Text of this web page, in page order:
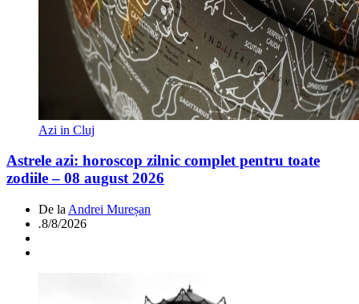
Azi in Cluj
Astrele azi: horoscop zilnic complet pentru toate
zodiile – 08 august 2026
De la Andrei Mureșan
.8/8/2026